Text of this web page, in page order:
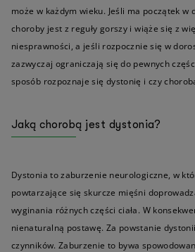
może w każdym wieku. Jeśli ma początek
choroby jest z reguły gorszy i wiąże się z
niesprawności, a jeśli rozpocznie się w
zazwyczaj ograniczają się do pewnych
sposób rozpoznaje się dystonię i czy
Jaką chorobą jest dystonia?
Dystonia to zaburzenie neurologiczne, w
powtarzające się skurcze mięśni
wyginania różnych części ciała. W
nienaturalną postawę. Za powstanie
czynników. Zaburzenie to bywa